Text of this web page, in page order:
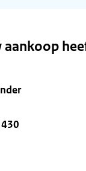
aankoop